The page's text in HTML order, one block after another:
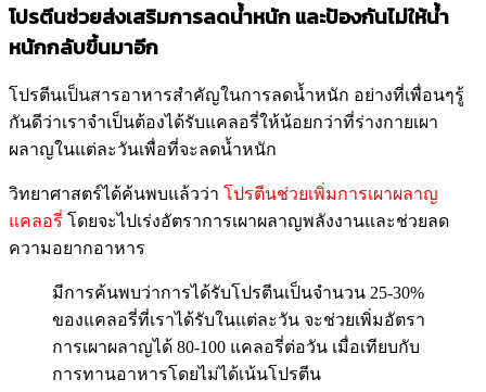
โปรตีนช่วยส่งเสริมการลดน้ำหนัก และป้องกันไม่ให้น้ำ
หนักกลับขึ้นมาอีก
โปรตีนเป็นสารอาหารสำคัญในการลดน้ำหนัก อย่างที่เพื่อนๆรู้
กันดีว่าเราจำเป็นต้องได้รับแคลอรี่ให้น้อยกว่าที่ร่างกายเผา
ผลาญในแต่ละวันเพื่อที่จะลดน้ำหนัก
วิทยาศาสตร์ได้ค้นพบแล้วว่า โปรตีนช่วยเพิ่มการเผาผลาญ
แคลอรี่ โดยจะไปเร่งอัตราการเผาผลาญพลังงานและช่วยลด
ความอยากอาหาร
มีการค้นพบว่าการได้รับโปรตีนเป็นจำนวน 25-30%
ของแคลอรี่ที่เราได้รับในแต่ละวัน จะช่วยเพิ่มอัตรา
การเผาผลาญได้ 80-100 แคลอรี่ต่อวัน เมื่อเทียบกับ
การทานอาหารโดยไม่ได้เน้นโปรตีน